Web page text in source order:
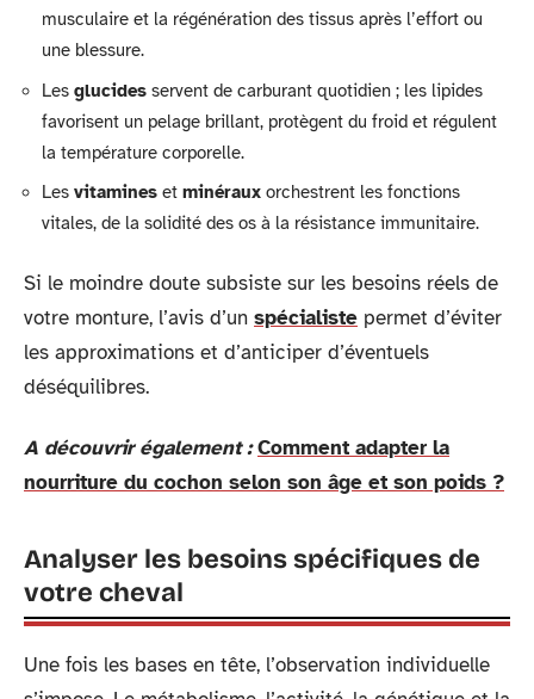
musculaire et la régénération des tissus après l’effort ou
une blessure.
Les glucides servent de carburant quotidien ; les lipides
favorisent un pelage brillant, protègent du froid et régulent
la température corporelle.
Les vitamines et minéraux orchestrent les fonctions
vitales, de la solidité des os à la résistance immunitaire.
Si le moindre doute subsiste sur les besoins réels de
votre monture, l’avis d’un spécialiste permet d’éviter
les approximations et d’anticiper d’éventuels
déséquilibres.
A découvrir également : Comment adapter la
nourriture du cochon selon son âge et son poids ?
Analyser les besoins spécifiques de
votre cheval
Une fois les bases en tête, l’observation individuelle